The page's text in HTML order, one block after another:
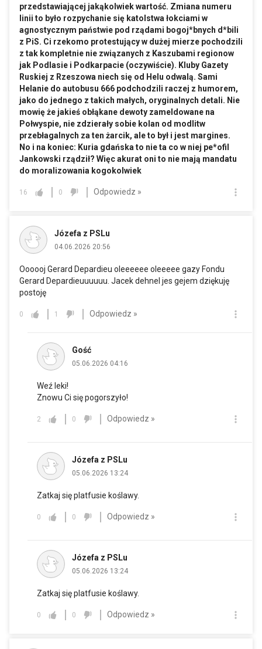
przedstawiającej jakąkolwiek wartość. Zmiana numeru
linii to było rozpychanie się katolstwa łokciami w
agnostycznym państwie pod rządami bogoj*bnych d*bili
z PiS. Ci rzekomo protestujący w dużej mierze pochodzili
z tak kompletnie nie związanych z Kaszubami regionow
jak Podlasie i Podkarpacie (oczywiście). Kluby Gazety
Ruskiej z Rzeszowa niech się od Helu odwalą. Sami
Helanie do autobusu 666 podchodzili raczej z humorem,
jako do jednego z takich małych, oryginalnych detali. Nie
mowię że jakieś obłąkane dewoty zameldowane na
Połwyspie, nie zdzierały sobie kolan od modlitw
przebłagalnych za ten żarcik, ale to był i jest margines.
No i na koniec: Kuria gdańska to nie ta co w niej pe*ofil
Jankowski rządził? Więc akurat oni to nie mają mandatu
do moralizowania kogokolwiek
16 0 Odpowiedz »
Józefa z PSLu
04.06.2026 20:56
Oooooj Gerard Depardieu oleeeeee oleeeee gazy Fondu
Gerard Depardieuuuuuu. Jacek dehnel jes gejem dziękuję
postoję
0 1 Odpowiedz »
Gość
05.06.2026 04:16
Weź leki!
Znowu Ci się pogorszyło!
2 0 Odpowiedz »
Józefa z PSLu
05.06.2026 13:24
Zatkaj się platfusie koślawy.
0 0 Odpowiedz »
Józefa z PSLu
05.06.2026 13:24
Zatkaj się platfusie koślawy.
0 0 Odpowiedz »